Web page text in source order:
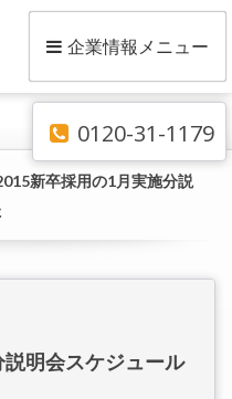
企業情報メニュー
0120-31-1179
新卒採用の1月実施分説
明会スケジュール